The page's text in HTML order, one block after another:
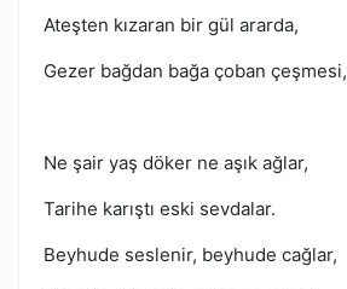
Ateşten kızaran bir gül ararda,
Gezer bağdan bağa çoban çeşmesi,
Ne şair yaş döker ne aşık ağlar,
Tarihe karıştı eski sevdalar.
Beyhude seslenir, beyhude cağlar,